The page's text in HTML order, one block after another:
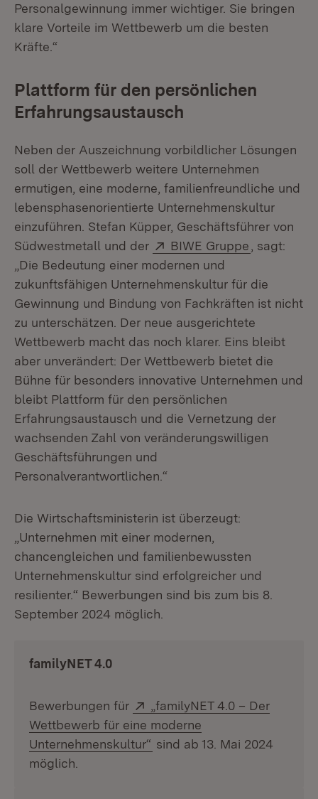
Personalgewinnung immer wichtiger. Sie bringen
klare Vorteile im Wettbewerb um die besten
Kräfte.“
Plattform für den persönlichen
Erfahrungsaustausch
Neben der Auszeichnung vorbildlicher Lösungen
soll der Wettbewerb weitere Unternehmen
ermutigen, eine moderne, familienfreundliche und
lebensphasenorientierte Unternehmenskultur
einzuführen. Stefan Küpper, Geschäftsführer von
Südwestmetall und der
Extern:
BIWE Gruppe (Öffnet in
, sagt:
„Die Bedeutung einer modernen und
zukunftsfähigen Unternehmenskultur für die
Gewinnung und Bindung von Fachkräften ist nicht
zu unterschätzen. Der neue ausgerichtete
Wettbewerb macht das noch klarer. Eins bleibt
aber unverändert: Der Wettbewerb bietet die
Bühne für besonders innovative Unternehmen und
bleibt Plattform für den persönlichen
Erfahrungsaustausch und die Vernetzung der
wachsenden Zahl von veränderungswilligen
Geschäftsführungen und
Personalverantwortlichen.“
Die Wirtschaftsministerin ist überzeugt:
„Unternehmen mit einer modernen,
chancengleichen und familienbewussten
Unternehmenskultur sind erfolgreicher und
resilienter.“ Bewerbungen sind bis zum bis 8.
September 2024 möglich.
familyNET 4.0
Bewerbungen für Extern:
„familyNET 4.0 – Der
Wettbewerb für eine moderne
Unternehmenskultur“ (Öffnet in neuem Fenster)
sind ab 13. Mai 2024
möglich.